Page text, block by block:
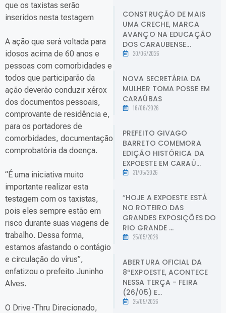
que os taxistas serão
inseridos nesta testagem
A ação que será voltada para
idosos acima de 60 anos e
pessoas com comorbidades e
todos que participarão da
ação deverão conduzir xérox
dos documentos pessoais,
comprovante de residência e,
para os portadores de
comorbidades, documentação
comprobatória da doença.
“É uma iniciativa muito
importante realizar esta
testagem com os taxistas,
pois eles sempre estão em
risco durante suas viagens de
trabalho. Dessa forma,
estamos afastando o contágio
e circulação do vírus”,
enfatizou o prefeito Juninho
Alves.
O Drive-Thru Direcionado,
CONSTRUÇÃO DE MAIS
UMA CRECHE, MARCA
AVANÇO NA EDUCAÇÃO
DOS CARAUBENSE...
20/06/2026
NOVA SECRETÁRIA DA
MULHER TOMA POSSE EM
CARAÚBAS
16/06/2026
PREFEITO GIVAGO
BARRETO COMEMORA
EDIÇÃO HISTÓRICA DA
EXPOESTE EM CARAÚ...
31/05/2026
“HOJE A EXPOESTE ESTÁ
NO ROTEIRO DAS
GRANDES EXPOSIÇÕES DO
RIO GRANDE ...
25/05/2026
ABERTURA OFICIAL DA
8ªEXPOESTE, ACONTECE
NESSA TERÇA - FEIRA
(26/05) E...
25/05/2026